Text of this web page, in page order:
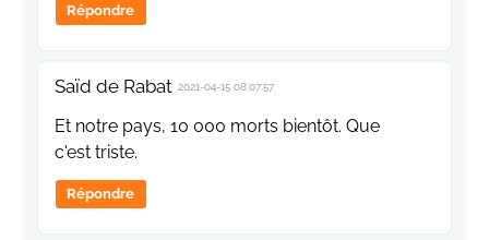
Répondre
Saïd de Rabat 2021-04-15 08:07:57
Et notre pays, 10 000 morts bientôt. Que
c'est triste.
Répondre